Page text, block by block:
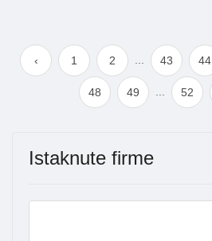
‹ 1 2 ... 43 44
48 49 ... 52
Istaknute firme